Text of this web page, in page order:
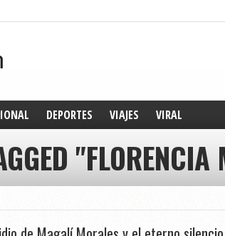
DEPORTES VIAJES VIRAL